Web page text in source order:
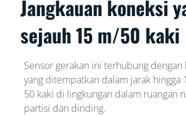
Jangkauan koneksi
sejauh 15 m/50 kaki
Sensor gerakan ini terhubung dengan
yang ditempatkan dalam jarak hingga
50 kaki di lingkungan dalam ruangan
partisi dan dinding.